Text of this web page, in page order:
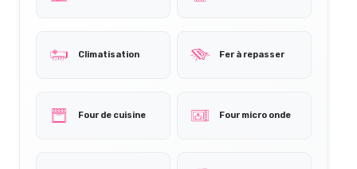
Climatisation Fer à repasser
Four de cuisine Four micro onde